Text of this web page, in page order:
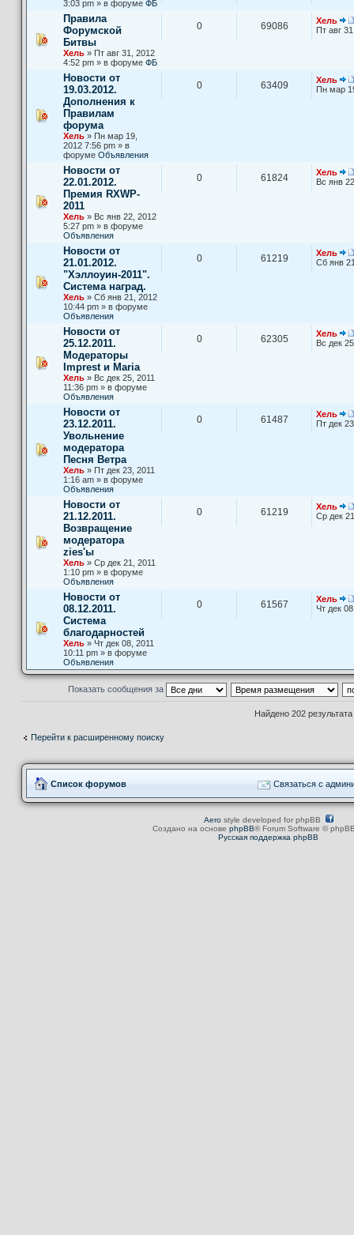
3:03 pm » в форуме ФБ
Правила
Форумской
Битвы
Хель » Пт авг 31, 2012
4:52 pm » в форуме ФБ
0 69086
Хель
Пт авг
Новости от
19.03.2012.
Дополнения к
Правилам
форума
Хель » Пн мар 19,
2012 7:56 pm » в
форуме Объявления
0 63409
Хель
Пн мар
Новости от
22.01.2012.
Премия RXWP-
2011
Хель » Вс янв 22, 2012
5:27 pm » в форуме
Объявления
0 61824
Хель
Вс янв
Новости от
21.01.2012.
"Хэллоуин-2011".
Система наград.
Хель » Сб янв 21, 2012
10:44 pm » в форуме
Объявления
0 61219
Хель
Сб янв
Новости от
25.12.2011.
Модераторы
Imprest и Maria
Хель » Вс дек 25, 2011
11:36 pm » в форуме
Объявления
0 62305
Хель
Вс дек
Новости от
23.12.2011.
Увольнение
модератора
Песня Ветра
Хель » Пт дек 23, 2011
1:16 am » в форуме
Объявления
0 61487
Хель
Пт дек
Новости от
21.12.2011.
Возвращение
модератора
zies'ы
Хель » Ср дек 21, 2011
1:10 pm » в форуме
Объявления
0 61219
Хель
Ср дек
Новости от
08.12.2011.
Система
благодарностей
Хель » Чт дек 08, 2011
10:11 pm » в форуме
Объявления
0 61567
Хель
Чт дек
Показать сообщения за
Найдено 202 результата
Перейти к расширенному поиску
Список форумов Связаться с
Aerostyle developed for phpBB
Создано на основе phpBB® Forum Software ©
Русская поддержка phpBB